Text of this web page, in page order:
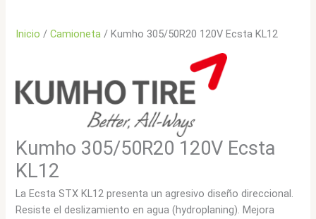
Inicio /Camioneta / Kumho 305/50R20 120V Ecsta KL12
Kumho 305/50R20 120V Ecsta
KL12
La Ecsta STX KL12 presenta un agresivo diseño direccional.
Resiste el deslizamiento en agua (hydroplaning). Mejora